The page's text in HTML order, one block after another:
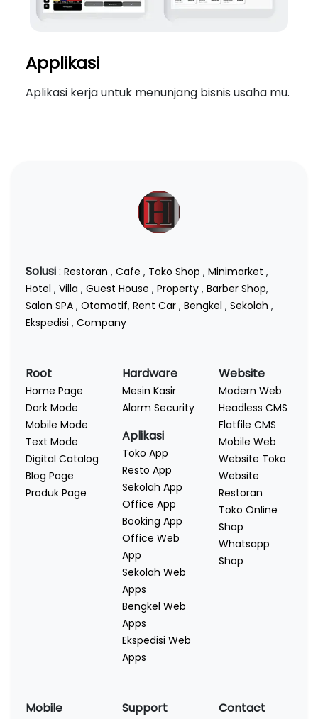
Applikasi
Aplikasi kerja untuk menunjang bisnis usaha mu.
Solusi: Restoran , Cafe , Toko Shop , Minimarket ,
Hotel , Villa , Guest House , Property , Barber Shop,
Salon SPA , Otomotif, Rent Car , Bengkel , Sekolah ,
Ekspedisi , Company
Root
Home Page
Dark Mode
Mobile Mode
Text Mode
Digital Catalog
Blog Page
Produk Page
Hardware
Mesin Kasir
Alarm Security
Aplikasi
Toko App
Resto App
Sekolah App
Office App
Booking App
Office Web
App
Sekolah Web
Apps
Bengkel Web
Apps
Ekspedisi Web
Apps
Website
Modern Web
Headless CMS
Flatfile CMS
Mobile Web
Website Toko
Website
Restoran
Toko Online
Shop
Whatsapp
Shop
Mobile Support Contact